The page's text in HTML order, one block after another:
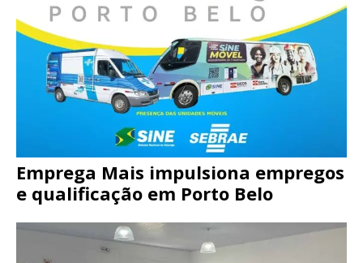
Emprega Mais impulsiona empregos
e qualificação em Porto Belo